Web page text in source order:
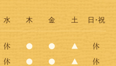
水 木 金 土 日･祝
休 ● ● ▲ 休
休 ● ● ▲ 休